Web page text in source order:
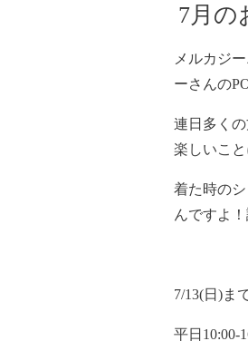
7月の
メルカジ
ーさんの
連日多く
楽しいこ
着た時の
んですよ！
7/13(日)ま
平日10:00-